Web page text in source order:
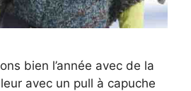
bien l’année avec de la
avec un pull à capuche